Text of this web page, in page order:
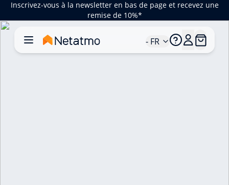
Inscrivez-vous à la newsletter en bas de page et recevez une
remise de 10%*
- FR